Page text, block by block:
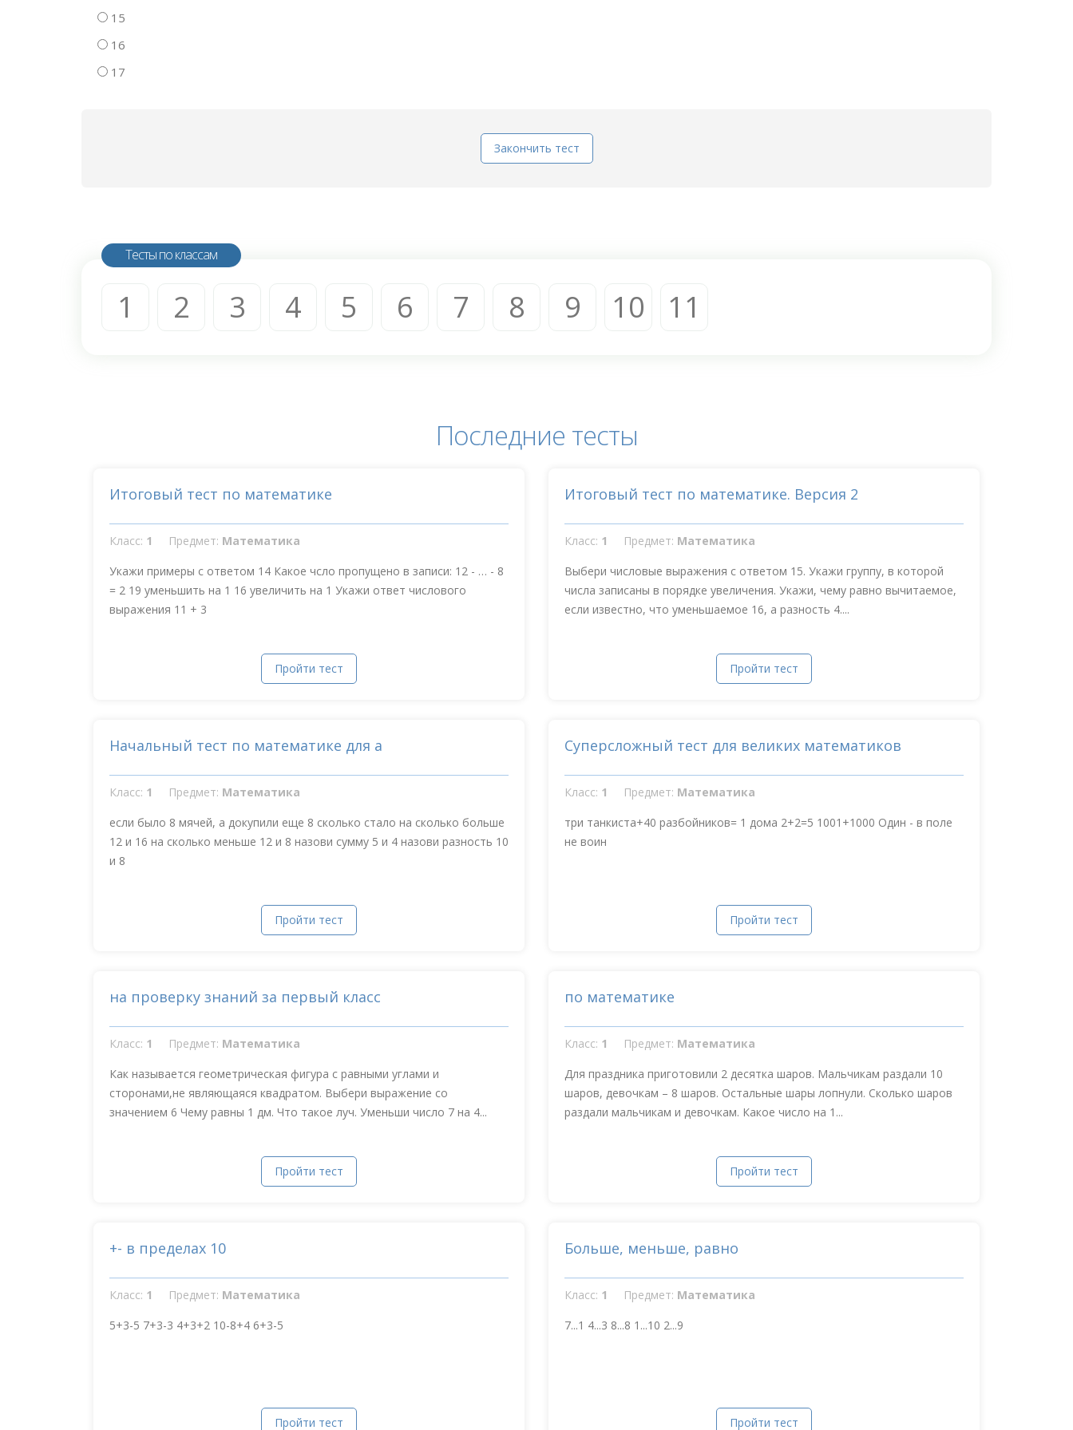
15
16
17
Закончить тест
Тесты по классам
1 2 3 4 5 6 7 8 9 10 11
Последние тесты
Итоговый тест по математике
Класс: 1 Предмет: Математика
Укажи примеры с ответом 14 Какое чсло пропущено в записи: 12 - … - 8
= 2 19 уменьшить на 1 16 увеличить на 1 Укажи ответ числового
выражения 11 + 3
Пройти тест
Итоговый тест по математике. Версия 2
Класс: 1 Предмет: Математика
Выбери числовые выражения с ответом 15. Укажи группу, в которой
числа записаны в порядке увеличения. Укажи, чему равно вычитаемое,
если известно, что уменьшаемое 16, а разность 4....
Пройти тест
Начальный тест по математике для а
Класс: 1 Предмет: Математика
если было 8 мячей, а докупили еще 8 сколько стало на сколько больше
12 и 16 на сколько меньше 12 и 8 назови сумму 5 и 4 назови разность 10
и 8
Пройти тест
Суперсложный тест для великих математиков
Класс: 1 Предмет: Математика
три танкиста+40 разбойников= 1 дома 2+2=5 1001+1000 Один - в поле
не воин
Пройти тест
на проверку знаний за первый класс
Класс: 1 Предмет: Математика
Как называется геометрическая фигура с равными углами и
сторонами,не являющаяся квадратом. Выбери выражение со
значением 6 Чему равны 1 дм. Что такое луч. Уменьши число 7 на 4...
Пройти тест
по математике
Класс: 1 Предмет: Математика
Для праздника приготовили 2 десятка шаров. Мальчикам раздали 10
шаров, девочкам – 8 шаров. Остальные шары лопнули. Сколько шаров
раздали мальчикам и девочкам. Какое число на 1...
Пройти тест
+- в пределах 10
Класс: 1 Предмет: Математика
5+3-5 7+3-3 4+3+2 10-8+4 6+3-5
Пройти тест
Больше, меньше, равно
Класс: 1 Предмет: Математика
7...1 4...3 8...8 1...10 2...9
Пройти тест